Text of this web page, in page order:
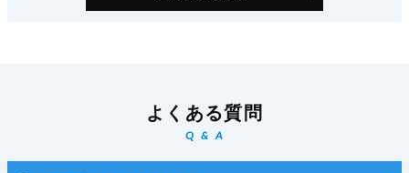
よくある質問
Q & A